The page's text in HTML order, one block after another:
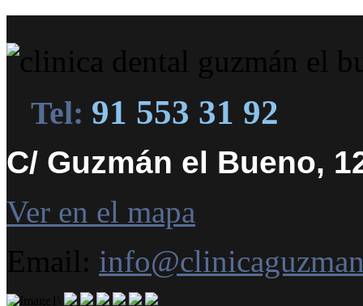
Tel: 91 553 31 92
C/ Guzmán el Bueno,
Ver en el mapa
Email: